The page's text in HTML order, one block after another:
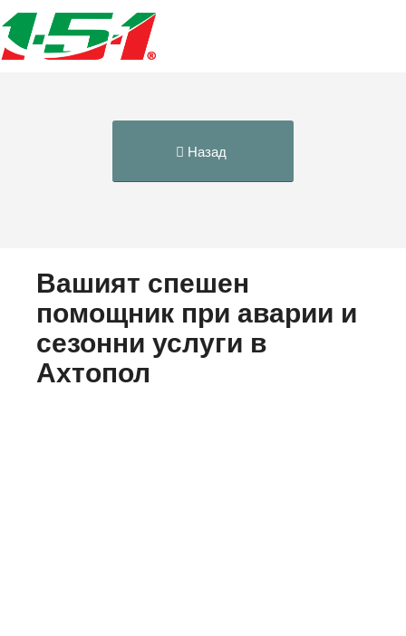
Назад
Вашият спешен
помощник при аварии и
сезонни услуги в
Ахтопол